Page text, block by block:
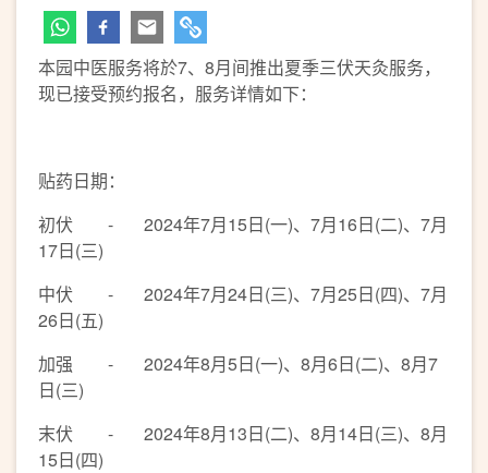
本园中医服务将於7、8月间推出夏季三伏天灸服务，
现已接受预约报名，服务详情如下：
贴药日期：
初伏 - 2024年7月15日(一)、7月16日(二)、7月
17日(三)
中伏 - 2024年7月24日(三)、7月25日(四)、7月
26日(五)
加强 - 2024年8月5日(一)、8月6日(二)、8月7
日(三)
末伏 - 2024年8月13日(二)、8月14日(三)、8月
15日(四)